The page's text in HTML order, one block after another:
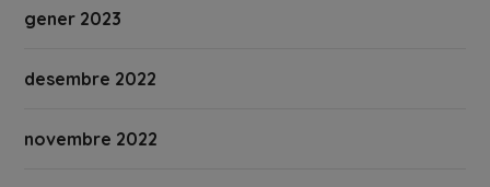
gener 2023
desembre 2022
novembre 2022